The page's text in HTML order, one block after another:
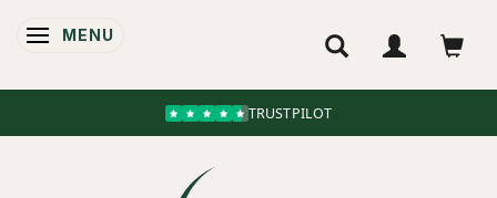
SKIFTE NAVIGATION
MENU
TRUSTPILOT